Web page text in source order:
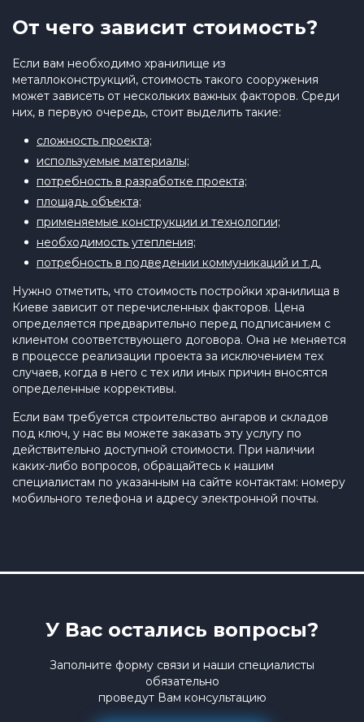
От чего зависит стоимость?
Если вам необходимо хранилище из
металлоконструкций, стоимость такого сооружения
может зависеть от нескольких важных факторов. Среди
них, в первую очередь, стоит выделить такие:
сложность проекта;
используемые материалы;
потребность в разработке проекта;
площадь объекта;
применяемые конструкции и технологии;
необходимость утепления;
потребность в подведении коммуникаций и т.д.
Нужно отметить, что стоимость постройки хранилища в
Киеве зависит от перечисленных факторов. Цена
определяется предварительно перед подписанием с
клиентом соответствующего договора. Она не меняется
в процессе реализации проекта за исключением тех
случаев, когда в него с тех или иных причин вносятся
определенные коррективы.
Если вам требуется строительство ангаров и складов
под ключ, у нас вы можете заказать эту услугу по
действительно доступной стоимости. При наличии
каких-либо вопросов, обращайтесь к нашим
специалистам по указанным на сайте контактам: номеру
мобильного телефона и адресу электронной почты.
У Вас остались вопросы?
Заполните форму связи и наши специалисты
обязательно
проведут Вам консультацию